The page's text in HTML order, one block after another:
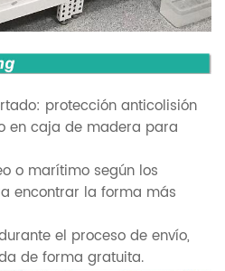
protección anticolisión
en caja de madera para
o marítimo según los
encontrar la forma más
el proceso de envío,
de forma gratuita.